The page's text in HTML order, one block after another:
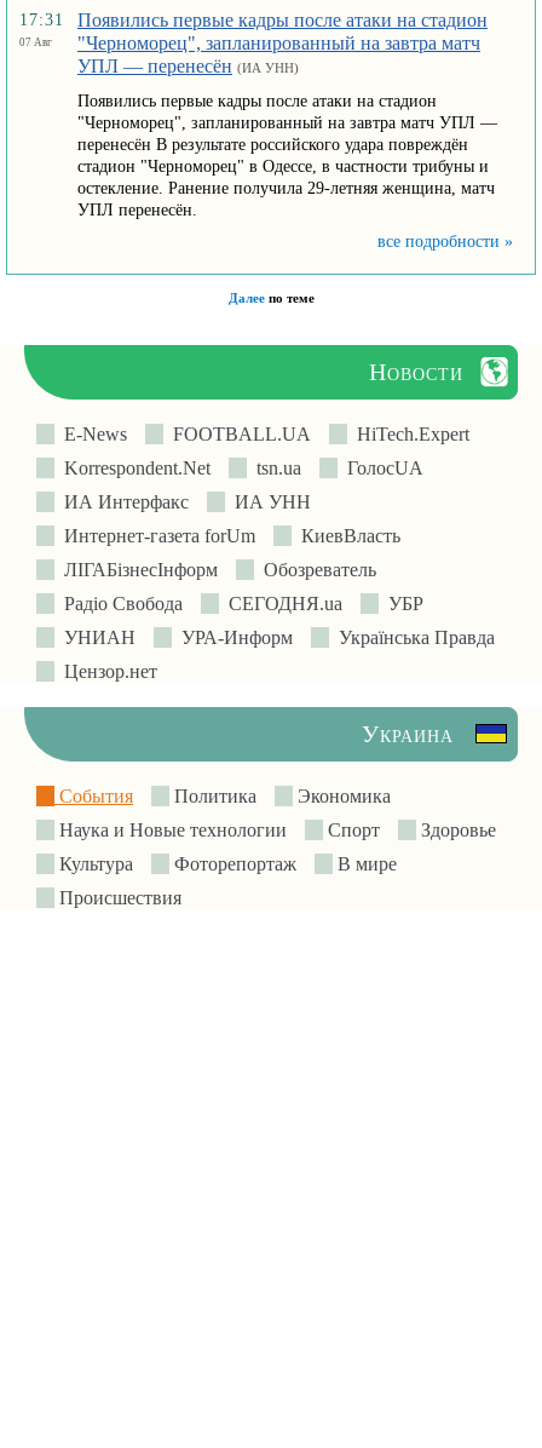
17:31
07 Авг
Появились первые кадры после атаки на стадион
"Черноморец", запланированный на завтра матч
УПЛ — перенесён (ИА УНН)
Появились первые кадры после атаки на стадион
"Черноморец", запланированный на завтра матч УПЛ —
перенесён В результате российского удара повреждён
стадион "Черноморец" в Одессе, в частности трибуны и
остекление. Ранение получила 29-летняя женщина, матч
УПЛ перенесён.
все подробности »
Далеепо теме
Новости
E-News FOOTBALL.UA
HiTech.Expert
Korrespondent.Net
tsn.ua
ГолосUA
ИА Интерфакс
ИА УНН
Интернет-газета forUm
КиевВласть
ЛIГАБiзнесIнформ
Обозреватель
Радіо Свобода
СЕГОДНЯ.ua
УБР
УНИАН
УРА-Информ
Українська Правда
Цензор.нет
Украина
События Политика
Экономика
Наука и Новые технологии
Спорт
Здоровье
Культура
Фоторепортаж
В мире
Происшествия